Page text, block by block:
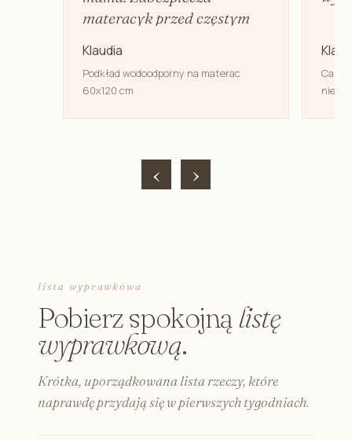
‹
materacyk przed częstym
Klaudia
Podkład wodoodporny na materac
60x120 cm
›
lista wyprawkowa
Pobierz spokojnąlistę
wyprawkową.
Krótka, uporządkowana lista rzeczy, które
naprawdę przydają się w pierwszych tygodniach.